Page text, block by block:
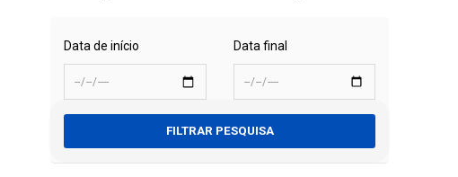
Data de início Data final
FILTRAR PESQUISA